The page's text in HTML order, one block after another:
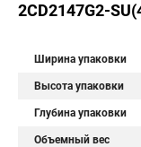
2CD2147G2-
Ширина упаковки
Высота упаковки
Глубина упаковки
Объемный вес